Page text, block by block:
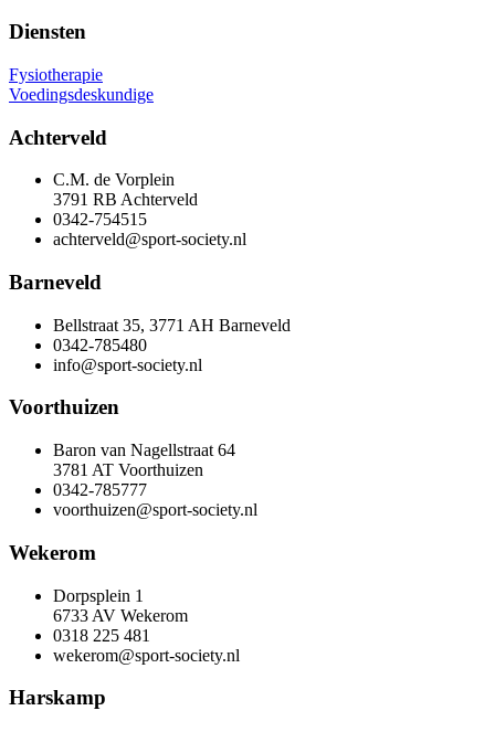
Diensten
Fysiotherapie
Voedingsdeskundige
Achterveld
C.M. de Vorplein
3791 RB Achterveld
0342-754515
achterveld@sport-society.nl
Barneveld
Bellstraat 35, 3771 AH Barneveld
0342-785480
info@sport-society.nl
Voorthuizen
Baron van Nagellstraat 64
3781 AT Voorthuizen
0342-785777
voorthuizen@sport-society.nl
Wekerom
Dorpsplein 1
6733 AV Wekerom
0318 225 481
wekerom@sport-society.nl
Harskamp